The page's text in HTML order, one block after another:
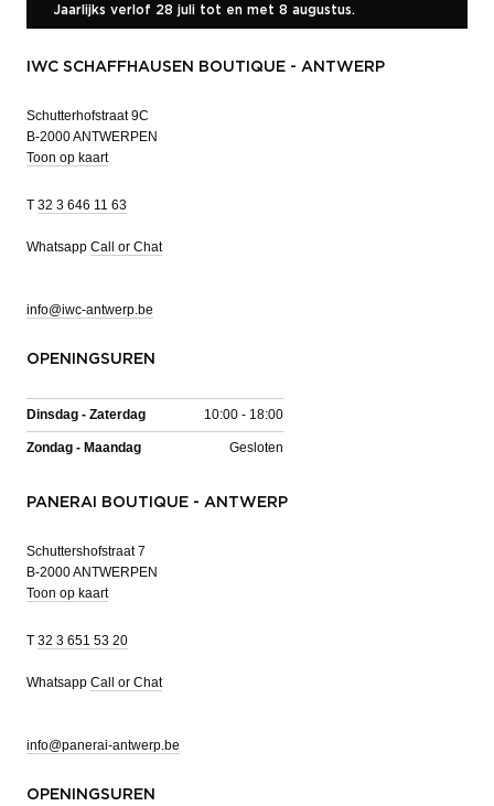
Jaarlijks verlof 28 juli tot en met 8 augustus.
IWC SCHAFFHAUSEN BOUTIQUE - ANTWERP
Schutterhofstraat 9C
B-2000 ANTWERPEN
Toon op kaart
T 32 3 646 11 63
Whatsapp Call or Chat
info@iwc-antwerp.be
OPENINGSUREN
Dinsdag - Zaterdag 10:00 - 18:00
Zondag - Maandag Gesloten
PANERAI BOUTIQUE - ANTWERP
Schuttershofstraat 7
B-2000 ANTWERPEN
Toon op kaart
T 32 3 651 53 20
Whatsapp Call or Chat
info@panerai-antwerp.be
OPENINGSUREN